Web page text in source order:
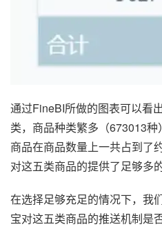
通过FineBI所做的图表可以看
类，商品种类繁多（673013
商品在商品数量上一共占到了
对这五类商品的提供了足够多
在选择足够充足的情况下，我
宝对这五类商品的推送机制是